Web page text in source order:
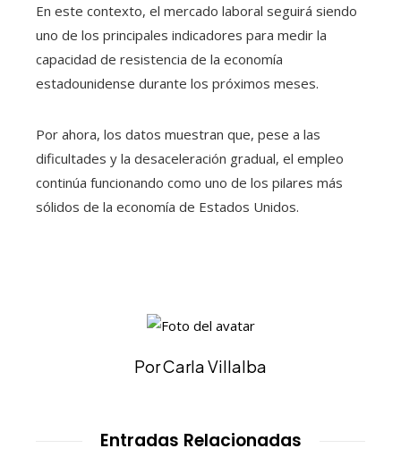
En este contexto, el mercado laboral seguirá siendo
uno de los principales indicadores para medir la
capacidad de resistencia de la economía
estadounidense durante los próximos meses.
Por ahora, los datos muestran que, pese a las
dificultades y la desaceleración gradual, el empleo
continúa funcionando como uno de los pilares más
sólidos de la economía de Estados Unidos.
Por Carla Villalba
Entradas Relacionadas